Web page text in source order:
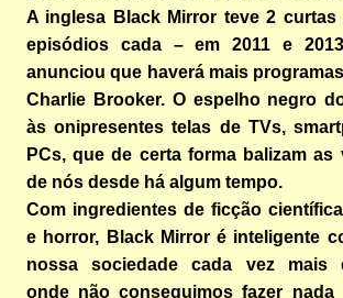
A inglesa Black Mirror teve 2 curtas
episódios cada – em 2011 e
anunciou que haverá mais
Charlie Brooker. O espelho negro
às onipresentes telas de TVs,
PCs, que de certa forma balizam as
de nós desde há algum tempo.
Com ingredientes de ficção
e horror, Black Mirror é inteligente
nossa sociedade cada vez mais
onde não conseguimos fazer